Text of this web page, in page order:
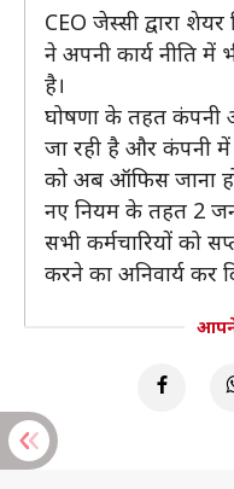
CEO जेस्सी द्वारा
ने अपनी कार्य नीति
है।
घोषणा के तहत कंपनी
जा रही है और कंपनी में
को अब ऑफिस जाना
नए नियम के तहत 2
सभी कर्मचारियों को
करने का अनिवार्य कर
आपने